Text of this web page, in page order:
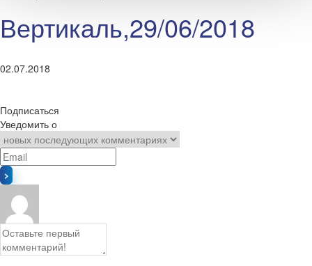
Вертикаль,29/06/2018
02.07.2018
Подписаться
Уведомить о